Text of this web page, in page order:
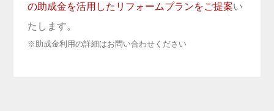
の助成金を活用したリフォームプランをご提案い
たします。
※助成金利用の詳細はお問い合わせください